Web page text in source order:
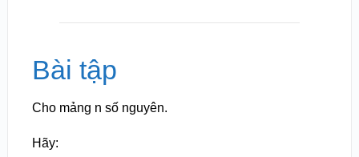
Bài tập
Cho mảng n số nguyên.
Hãy: